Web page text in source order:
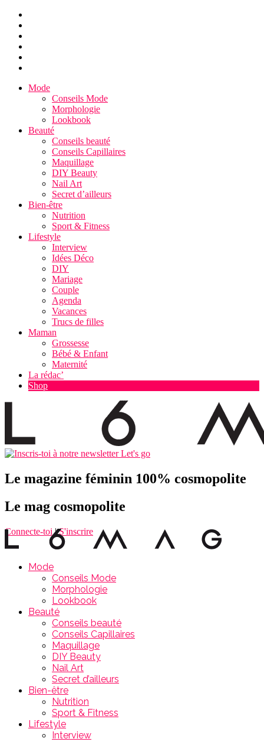
Mode
Conseils Mode
Morphologie
Lookbook
Beauté
Conseils beauté
Conseils Capillaires
Maquillage
DIY Beauty
Nail Art
Secret d’ailleurs
Bien-être
Nutrition
Sport & Fitness
Lifestyle
Interview
Idées Déco
DIY
Mariage
Couple
Agenda
Vacances
Trucs de filles
Maman
Grossesse
Bébé & Enfant
Maternité
La rédac’
Shop
Let's go
Le magazine féminin 100% cosmopolite
Le mag cosmopolite
Connecte-toi|S'inscrire
Mode
Conseils Mode
Morphologie
Lookbook
Beauté
Conseils beauté
Conseils Capillaires
Maquillage
DIY Beauty
Nail Art
Secret d’ailleurs
Bien-être
Nutrition
Sport & Fitness
Lifestyle
Interview